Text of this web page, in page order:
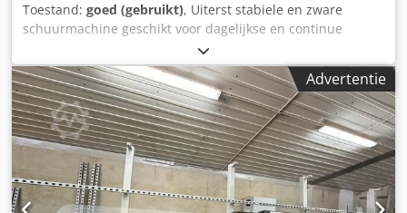
Toestand: goed (gebruikt), Uiterst stabiele en zware
schuurmachine geschikt voor dagelijkse en continue
productie. De machine is ontworpen voor duurzaamheid
en precisie dankzij de robuuste en eersteklas materialen. -
Type: 111F - Serienummer: GG111F-22160 - 11 spindels -
Bouwjaar: 2016 - Glasdikte: 3 - 50 mm - Min. afmeting 40 x
40 mm - Afmetingen machine: 11250 x 1800 x 2700 mm -
Schuurprofiel: Vlakke rand met naad - Aantal schijven o 3
diamantschijven rand Chsdpjq Dp Dxofx Aqpsa o 1
diamantschijf achterkant o 1 polijstschijf achterkant o 1
diamantschijf voorkant o 1 polijstschijf voorkant o 4
Advertentie